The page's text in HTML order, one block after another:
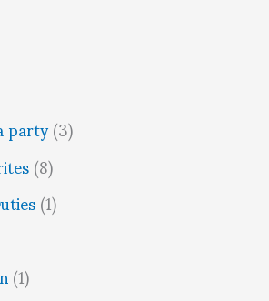
party(3)
(8)
(1)
(1)